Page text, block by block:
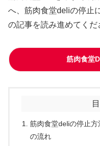
へ、筋肉食堂deliの停止
の記事を読み進めてくだ
筋肉食堂
筋肉食堂deliの停止
の流れ